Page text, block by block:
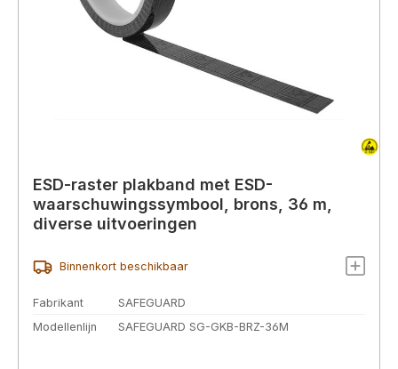
ESD-raster plakband met ESD-
waarschuwingssymbool, brons, 36 m,
diverse uitvoeringen
Binnenkort beschikbaar
Fabrikant
SAFEGUARD
Modellenlijn
SAFEGUARD SG-GKB-BRZ-36M